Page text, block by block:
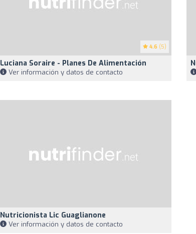
4.6 (5)
Luciana Soraire - Planes De Alimentación
Ver información y datos de contacto
Nutricionista Lic Guaglianone
Ver información y datos de contacto